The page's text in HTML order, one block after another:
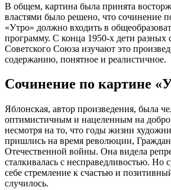
В общем, картина была принята
властями было решено, что сочинение
«Утро» должно входить в
программу. С конца 1950-х дети разных
Советского Союза изучают это
содержанию, понятное и реалистичное.
Сочинение по картине
Яблонская, автор произведения, была
оптимистичным и нацеленным на добро
несмотря на то, что годы жизни
пришлись на время революции,
Отечественной войны. Она видела
сталкивалась с несправедливостью. Но
себе стремление к счастью и
случилось.